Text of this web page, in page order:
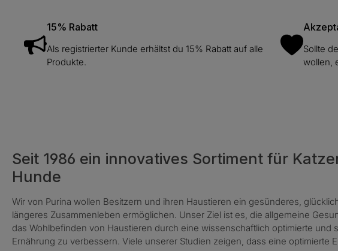
15% Rabatt
Als registrierter Kunde erhältst du 15% Rabatt auf alle
Produkte.
Sollte
wollen,
Seit 1986 ein innovatives Sortiment für
Hunde
Wir von Purina wollen Besitzern und ihren Haustieren ein gesünderes,
längeres Zusammenleben ermöglichen. Unser Ziel ist es, die allgemeine
das Wohlbefinden von Haustieren durch eine wissenschaftlich optimierte und
Ernährung zu verbessern. Viele unserer Studien zeigen, dass eine optimierte